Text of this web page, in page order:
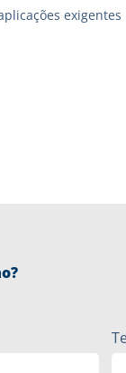
exigentes